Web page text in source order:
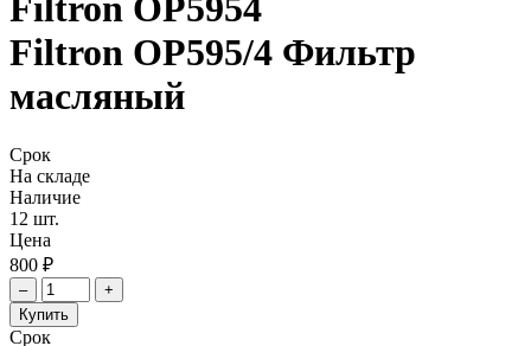
Filtron OP5954
Filtron OP595/4 Фильтр
масляный
Срок
На складе
Наличие
12 шт.
Цена
800 ₽
–
+
Купить
Срок